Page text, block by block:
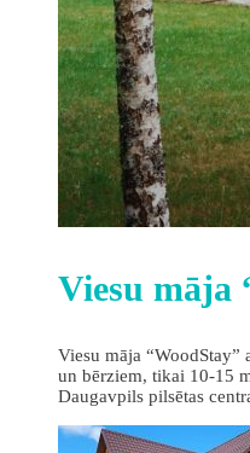
Viesu māja
Viesu māja “WoodStay”
un bērziem, tikai 10-15
Daugavpils pilsētas